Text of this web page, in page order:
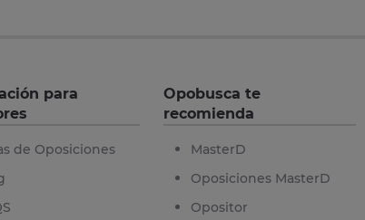
para
de Oposiciones
Opobusca te
recomienda
MasterD
Oposiciones MasterD
Opositor